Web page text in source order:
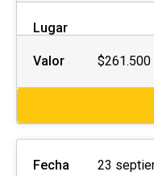
Lugar
Valor $261.500
Fecha
23